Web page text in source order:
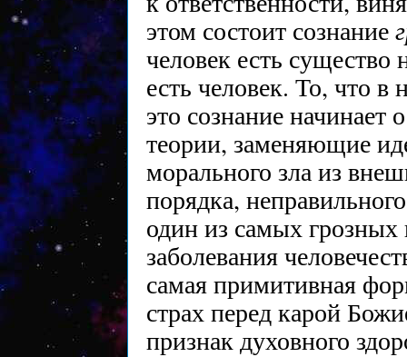
этом состоит сознание
человек есть
есть человек. То, что
это сознание начинает
теории, заменяющие
морального зла из
порядка,
один из самых грозных
заболевания
самая примитивная
страх перед карой
признак духовного